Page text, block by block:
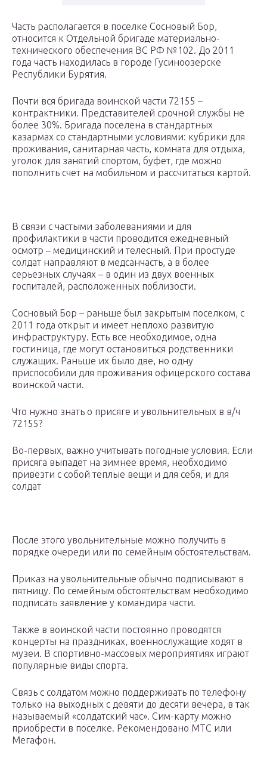
Часть располагается в поселке Сосновый Бор,
относится к Отдельной бригаде материально-
технического обеспечения ВС РФ №102. До 2011
года часть находилась в городе Гусиноозерске
Республики Бурятия.
Почти вся бригада воинской части 72155 –
контрактники. Представителей срочной службы не
более 30%. Бригада поселена в стандартных
казармах со стандартными условиями: кубрики для
проживания, санитарная часть, комната для отдыха,
уголок для занятий спортом, буфет, где можно
пополнить счет на мобильном и рассчитаться картой.
В связи с частыми заболеваниями и для
профилактики в части проводится ежедневный
осмотр – медицинский и телесный. При простуде
солдат направляют в медсанчасть, а в более
серьезных случаях – в один из двух военных
госпиталей, расположенных поблизости.
Сосновый Бор – раньше был закрытым поселком, с
2011 года открыт и имеет неплохо развитую
инфраструктуру. Есть все необходимое, одна
гостиница, где могут остановиться родственники
служащих. Раньше их было две, но одну
приспособили для проживания офицерского состава
воинской части.
Что нужно знать о присяге и увольнительных в в/ч
72155?
Во-первых, важно учитывать погодные условия. Если
присяга выпадет на зимнее время, необходимо
привезти с собой теплые вещи и для себя, и для
солдат
После этого увольнительные можно получить в
порядке очереди или по семейным обстоятельствам.
Приказ на увольнительные обычно подписывают в
пятницу. По семейным обстоятельствам необходимо
подписать заявление у командира части.
Также в воинской части постоянно проводятся
концерты на праздниках, военнослужащие ходят в
музеи. В спортивно-массовых мероприятиях играют
популярные виды спорта.
Связь с солдатом можно поддерживать по телефону
только на выходных с девяти до десяти вечера, в так
называемый «солдатский час». Сим-карту можно
приобрести в поселке. Рекомендовано МТС или
Мегафон.